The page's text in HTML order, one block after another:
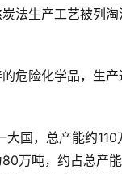
法生产工艺被列淘
险化学品，生产
国，总产能约110
万吨，约占总产